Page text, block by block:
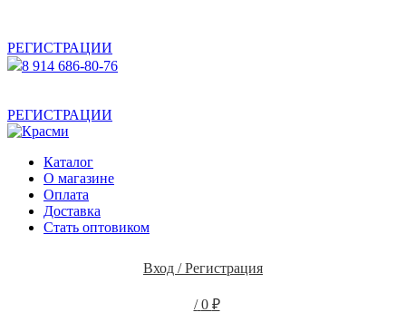
РЕГИСТРАЦИИ
8 914 686-80-76
РЕГИСТРАЦИИ
Каталог
О магазине
Оплата
Доставка
Стать оптовиком
Вход / Регистрация
/ 0 ₽